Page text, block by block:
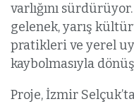
varlığını
gelenek, yarış
pratikleri ve yerel
kaybolmasıyla
Proje, İzmir